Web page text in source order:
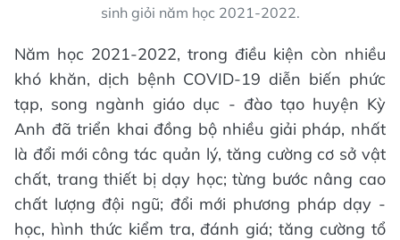
sinh giỏi năm học 2021-2022.
Năm học 2021-2022, trong điều kiện còn nhiều
khó khăn, dịch bệnh COVID-19 diễn biến phức
tạp, song ngành giáo dục - đào tạo huyện Kỳ
Anh đã triển khai đồng bộ nhiều giải pháp, nhất
là đổi mới công tác quản lý, tăng cường cơ sở vật
chất, trang thiết bị dạy học; từng bước nâng cao
chất lượng đội ngũ; đổi mới phương pháp dạy -
học, hình thức kiểm tra, đánh giá; tăng cường tổ